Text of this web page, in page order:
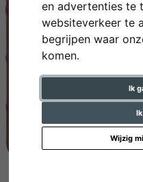
en advertenties te
websiteverkeer te
begrijpen waar
komen.
Ik
Wijzig
Terug